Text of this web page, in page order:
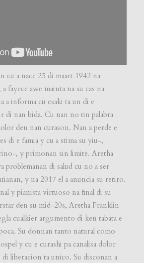
cu a nace 25 di maart 1942 na
fayece awe mainta na su cas na
a informa cu esaki ta un di e
di nan bida. Cu nan no tin palabra
den nan curason. Nan a perde e
di e famia y cu a stima su yiu-,
, y primonan sin limite. Aretha
problemanan di salud cu no a ser
y na 2017 el a anuncia su retiro.
y pianista virtuoso na final di su
den su mid-20s, Aretha Franklin
cualkier argumento di ken tabata e
Su donnan tanto natural como
y cu e curashi pa canalisa dolor
liberacion ta unico. Su disconan a